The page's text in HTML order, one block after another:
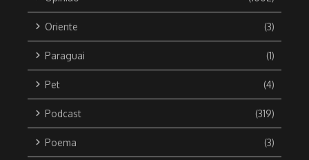
Oriente (3)
Paraguai (1)
Pet (4)
Podcast (319)
Poema (3)